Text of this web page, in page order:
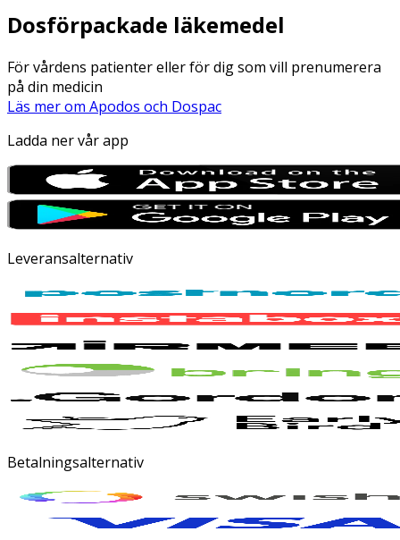
Dosförpackade läkemedel
För vårdens patienter eller för dig som vill prenumerera
på din medicin
Läs mer om Apodos och Dospac
Ladda ner vår app
Leveransalternativ
Betalningsalternativ